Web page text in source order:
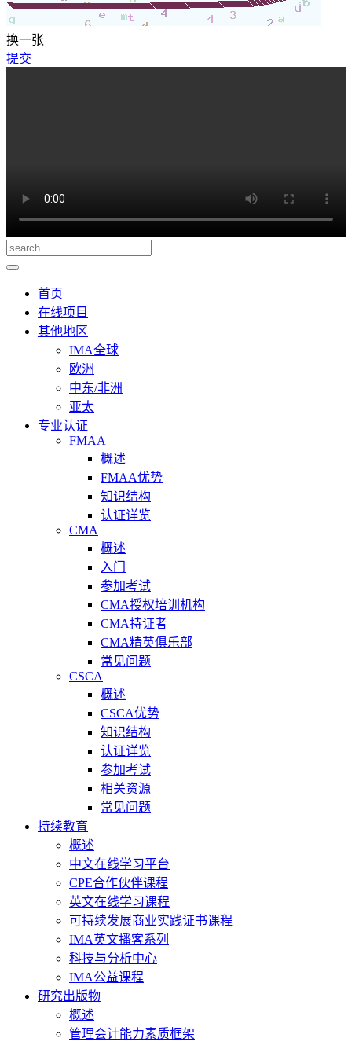
换一张
提交
首页
在线项目
其他地区
IMA全球
欧洲
中东/非洲
亚太
专业认证
FMAA
概述
FMAA优势
知识结构
认证详览
CMA
概述
入门
参加考试
CMA授权培训机构
CMA持证者
CMA精英俱乐部
常见问题
CSCA
概述
CSCA优势
知识结构
认证详览
参加考试
相关资源
常见问题
持续教育
概述
中文在线学习平台
CPE合作伙伴课程
英文在线学习课程
可持续发展商业实践证书课程
IMA英文播客系列
科技与分析中心
IMA公益课程
研究出版物
概述
管理会计能力素质框架